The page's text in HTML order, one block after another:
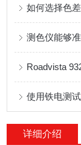
如何选择色
测色仪能够
Roadvista
使用铁电测
详细介绍